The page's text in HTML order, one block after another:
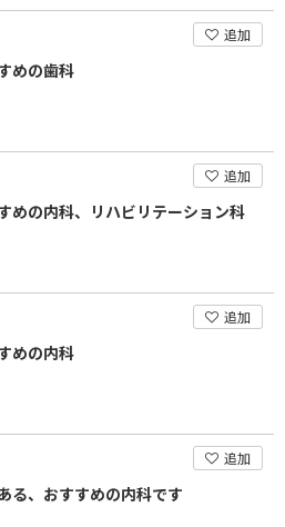
追加
めの歯科
追加
めの内科、リハビリテーション科
追加
めの内科
追加
る、おすすめの内科です